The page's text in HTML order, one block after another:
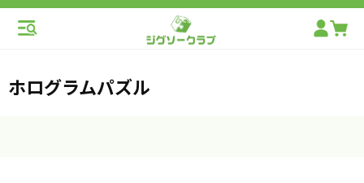
ホログラムパズル